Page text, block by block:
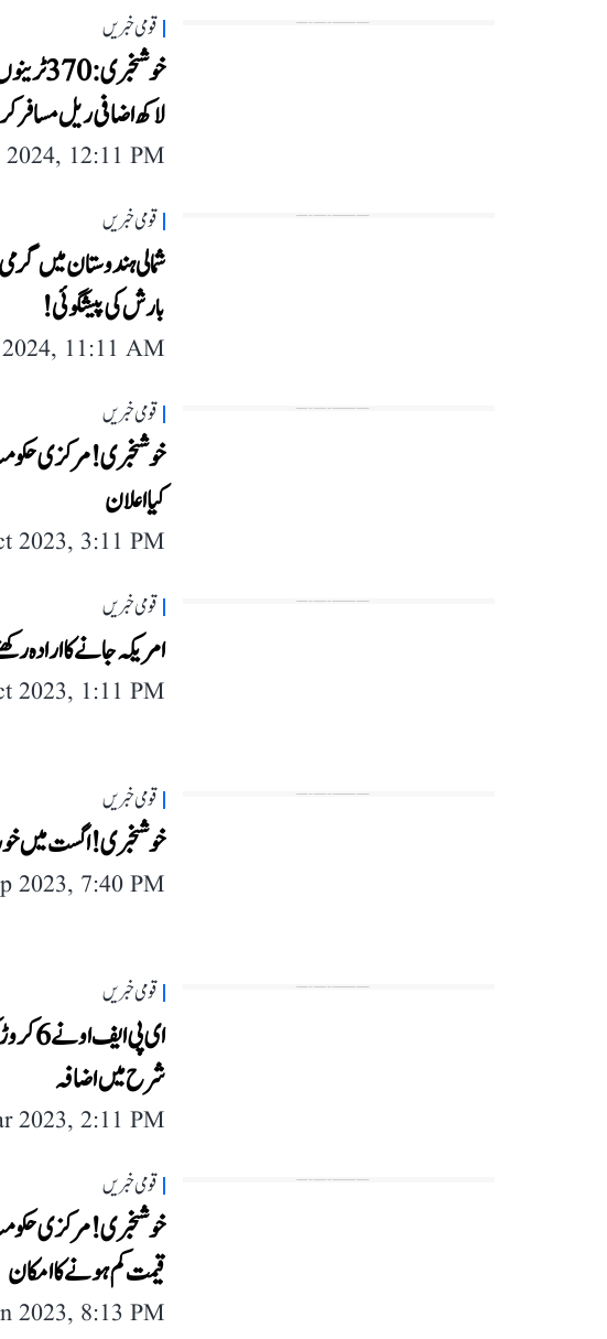
قومی خبریں
لاکھ اضافی ریل مسافر
12:11 PM
قومی خبریں
شمالی ہندوستان میں
بارش کی پیشگوئی!
11:11 AM
قومی خبریں
کیا اعلان
2023, 3:11 PM
قومی خبریں
امریکہ جانے کا ارادہ
2023, 1:11 PM
قومی خبریں
خوشخبری! اگست میں خوردہ
2023, 7:40 PM
قومی خبریں
ای پی
شرح میں اضافہ
2023, 2:11 PM
قومی خبریں
خوشخبری! مرکزی
قیمت کم ہونے کا امکان
2023, 8:13 PM